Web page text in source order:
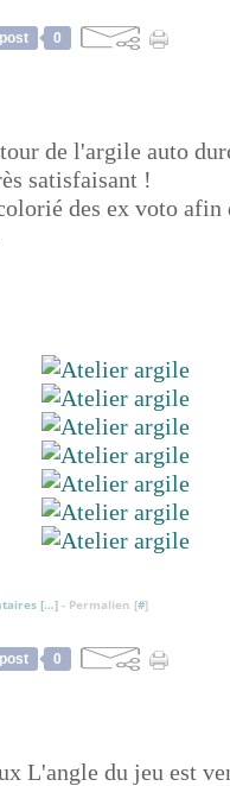
0
de l'argile auto
satisfaisant !
des ex voto afin
[…] - Permalien [#]
0
L'angle du jeu est